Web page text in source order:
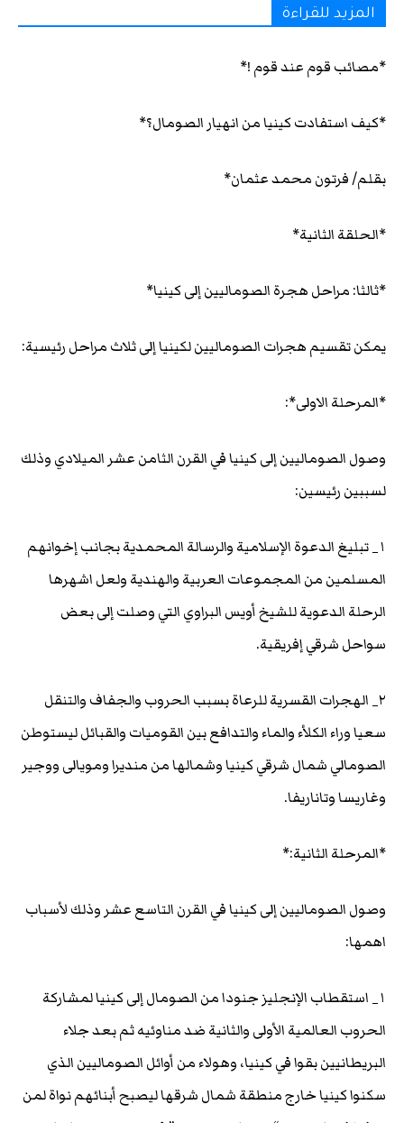
المزيد للقراءة
*مصائب قوم عند قوم !*
*كيف استفادت كينيا من انهيار الصومال؟*
بقلم/ فرتون محمد عثمان*
*الحلقة الثانية*
*ثالثا: مراحل هجرة الصوماليين إلى كينيا*
يمكن تقسيم هجرات الصوماليين لكينيا إلى ثلاث مراحل رئيسية:
*المرحلة الاولى*:
وصول الصوماليين إلى كينيا في القرن الثامن عشر الميلادي وذلك
لسببين رئيسين:
١_ تبليغ الدعوة الإسلامية والرسالة المحمدية بجانب إخوانهم
المسلمين من المجموعات العربية والهندية ولعل اشهرها
الرحلة الدعوية للشيخ أويس البراوي التي وصلت إلى بعض
سواحل شرقي إفريقية.
٢_ الهجرات القسرية للرعاة بسبب الحروب والجفاف والتنقل
سعيا وراء الكلأء والماء والتدافع بين القوميات والقبائل ليستوطن
الصومالي شمال شرقي كينيا وشمالها من منديرا ومويالى ووجير
وغاريسا وتاناريفا.
*المرحلة الثانية:*
وصول الصوماليين إلى كينيا في القرن التاسع عشر وذلك لأسباب
اهمها:
١_ استقطاب الإنجليز جنودا من الصومال إلى كينيا لمشاركة
الحروب العالمية الأولى والثانية ضد مناوئيه ثم بعد جلاء
البريطانيين بقوا في كينيا، وهولاء من أوائل الصوماليين الذي
سكنوا كينيا خارج منطقة شمال شرقها ليصبح أبنائهم نواة لمن